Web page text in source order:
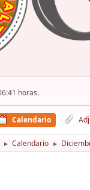
horas.
Calendario
► Calendario ►